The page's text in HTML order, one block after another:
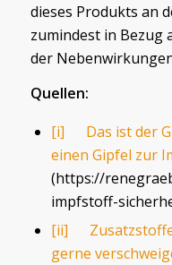
dieses Produkts an
zumindest in Bezug
der
Quellen:
[i] Das ist der
einen Gipfel zur
(https://
impfstoff-
[ii] Zusatzstoffe
gerne